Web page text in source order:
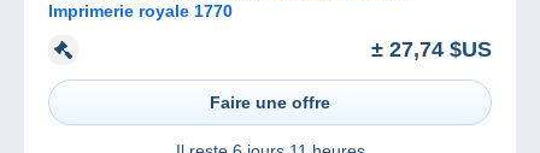
Imprimerie royale 1770
± 27,74 $US
Faire une offre